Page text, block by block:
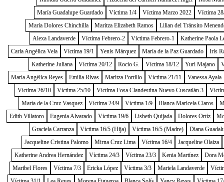
María Guadalupe Guardado
Víctima 1/4 Víctima Marzo 2022
Víctima
María Dolores Chinchilla
Maritza Elizabeth Ramos
Lilian del Tránsito
Alexa Landaverde
Víctima Febrero-2 Víctima Febrero-1
Katherine Paola
Carla Angélica Vela
Víctima 19/1 Yenis Márquez María de la Paz Guardado
Iris
Katherine Juliana
Víctima 20/12 Rocío G. Víctima 18/12 Yuri Majano
María Angélica Reyes
Emilia Rivas Maritza Portillo Víctima 21/11
Vanessa Ayala
Víctima 26/10
Víctima 25/10 Víctima Fosa Clandestina Nuevo Cuscatlán 3
María de la Cruz Vasquez
Víctima 24/9 Víctima 1/9 Blanca Maricela Claros
Edith Villatoro
Eugenia Alvarado Víctima 19/6 Lisbeth Quijada Dolores Ortíz
Graciela Carranza
Víctima 16/5 (Hija) Víctima 16/5 (Madre)
Diana
Jacqueline Cristina Palomo
Mirna Cruz Lima Víctima 16/4
Jacqueline Olaiza
Katherine Andrea Hernández
Víctima 24/3 Víctima 23/3 Kenia Martínez
Dora
Maribel Flores
Víctima 7/3 Ericka López Víctima 3/3 Mariela Landaverde